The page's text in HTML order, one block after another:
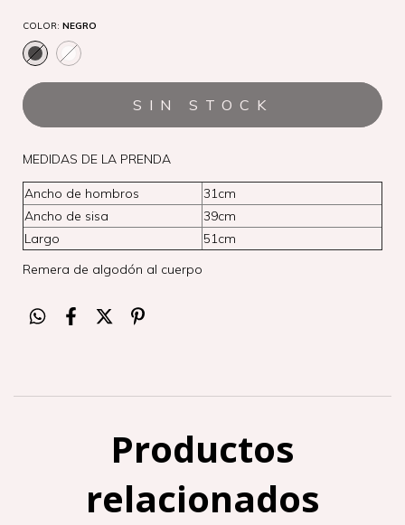
COLOR: NEGRO
MEDIDAS DE LA PRENDA
Ancho de hombros
31cm
Ancho de sisa
39cm
Largo
51cm
Remera de algodón al cuerpo
Productos
relacionados